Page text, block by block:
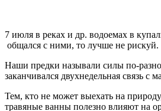
7 июля в реках и др. водоемах в
общался с ними, то лучше не рискуй.
Наши предки называли силы по-
заканчивался двухнедельная связь
Тем, кто не может выехать на
травяные ванны полезно влияют на